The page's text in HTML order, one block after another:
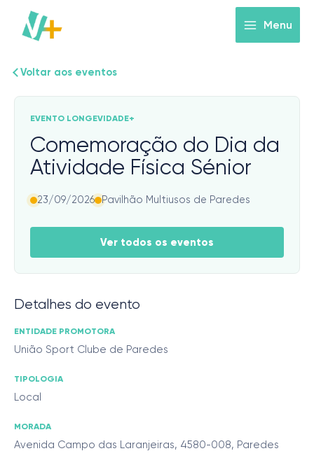
content
Menu
Voltar aos eventos
EVENTO LONGEVIDADE+
Comemoração do Dia da
Atividade Física Sénior
23/09/2026 Pavilhão Multiusos de Paredes
Ver todos os eventos
Detalhes do evento
ENTIDADE PROMOTORA
União Sport Clube de Paredes
TIPOLOGIA
Local
MORADA
Avenida Campo das Laranjeiras, 4580-008, Paredes